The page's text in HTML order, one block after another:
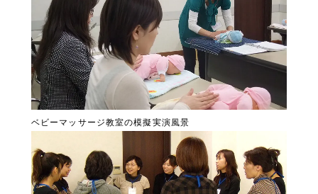
ベビーマッサージ教室の模擬実演風景